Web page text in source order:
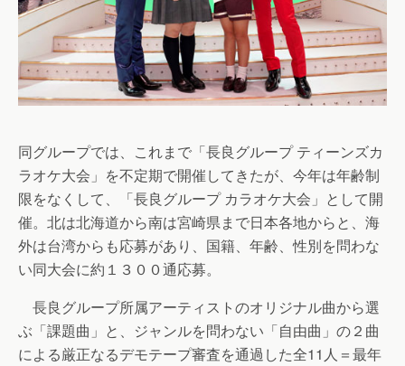
同グループでは、これまで「長良グループ ティーンズカ
ラオケ大会」を不定期で開催してきたが、今年は年齢制
限をなくして、「長良グループ カラオケ大会」として開
催。北は北海道から南は宮崎県まで日本各地からと、海
外は台湾からも応募があり、国籍、年齢、性別を問わな
い同大会に約１３００通応募。
長良グループ所属アーティストのオリジナル曲から選
ぶ「課題曲」と、ジャンルを問わない「自由曲」の２曲
による厳正なるデモテープ審査を通過した全11人＝最年